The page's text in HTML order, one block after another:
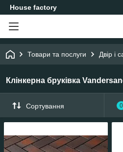
House factory
Товари та послуги Двір і
Клінкерна бруківка
Сортування 0